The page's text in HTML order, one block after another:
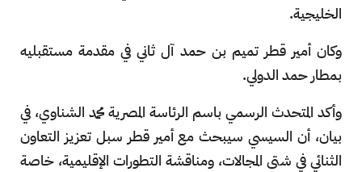
الخليجية.
وكان أمير قطر تميم بن حمد آل ثاني في مقدمة مستقبليه
بمطار حمد الدولي.
وأكد المتحدث الرسمي باسم الرئاسة المصرية محمد الشناوي، في
بيان، أن السيسي سيبحث مع أمير قطر سبل تعزيز التعاون
الثنائي في شتى المجالات، ومناقشة التطورات الإقليمية، خاصة